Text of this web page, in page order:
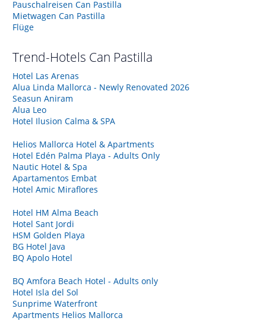
Pauschalreisen Can Pastilla
Mietwagen Can Pastilla
Flüge
Trend-Hotels Can Pastilla
Hotel Las Arenas
Alua Linda Mallorca - Newly Renovated 2026
Seasun Aniram
Alua Leo
Hotel Ilusion Calma & SPA
Helios Mallorca Hotel & Apartments
Hotel Edén Palma Playa - Adults Only
Nautic Hotel & Spa
Apartamentos Embat
Hotel Amic Miraflores
Hotel HM Alma Beach
Hotel Sant Jordi
HSM Golden Playa
BG Hotel Java
BQ Apolo Hotel
BQ Amfora Beach Hotel - Adults only
Hotel Isla del Sol
Sunprime Waterfront
Apartments Helios Mallorca